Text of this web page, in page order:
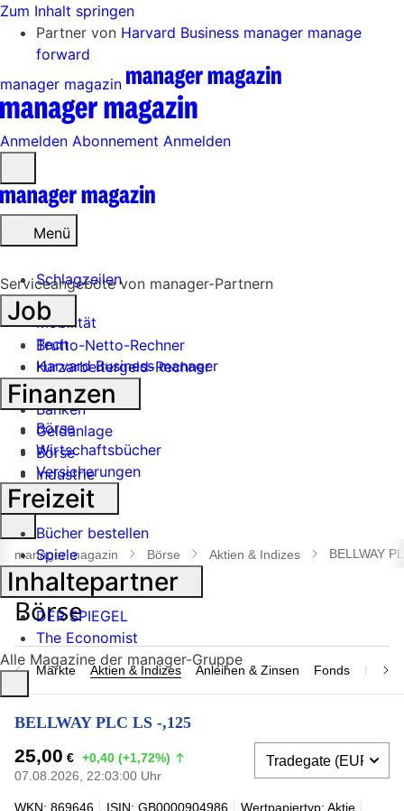
Zum Inhalt springen
Partner von Harvard Business manager manage
forward
manager magazin
Anmelden Abonnement Anmelden
öffnen
Menü
Schlagzeilen
Mobilität
Tech
Harvard Business manager
Handel
Banken
Geldanlage
Börse
Industrie
Suche
öffnen
manager magazin Börse Aktien & Indizes BELLWAY
Märkte Aktien & Indizes Anleihen & Zinsen Fonds
BELLWAY PLC LS -,125
25,00 € +0,40 (+1,72%)
07.08.2026, 22:03:00 Uhr
WKN: 869646 ISIN: GB0000904986
Wertpapiertyp: Aktie
Serviceangebote von manager-Partnern
Job
Brutto-Netto-Rechner
Kurzarbeitergeld-Rechner
Finanzen
Börse
Wirtschaftsbücher
Versicherungen
Freizeit
Bücher bestellen
Spiele
Inhaltepartner
DER SPIEGEL
The Economist
Alle Magazine der manager-Gruppe